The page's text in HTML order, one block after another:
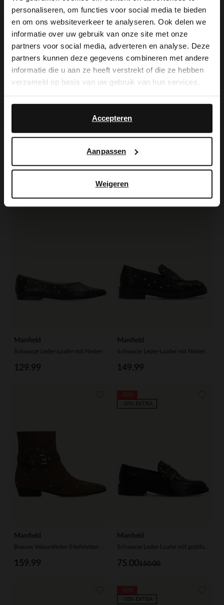
personaliseren, om functies voor social media te bieden
en om ons websiteverkeer te analyseren. Ook delen we
informatie over uw gebruik van onze site met onze
partners voor social media, adverteren en analyse. Deze
partners kunnen deze gegevens combineren met andere
informatie die u aan ze heeft verstrekt of die ze hebben
verzameld op basis van uw gebruik van hun services.
Accepteren
Aanpassen
Weigeren
Offwhite Ledersandalen mit Nieten
100.00
40.00
-60%
140.00
70.00
-10% EXTRA
Manfield
Schwarze Leder-Loafer mit Nieten
129.99
Manfield
Schwarze Leder-Loafer mit Nieten
149.99
Manfield
159.99
Manfield
150.00
75.00
-10% EXTRA
-10% EXTRA
×
View this website in English?
It looks like your language isn't Dutch. Would
you like to switch to English?
English